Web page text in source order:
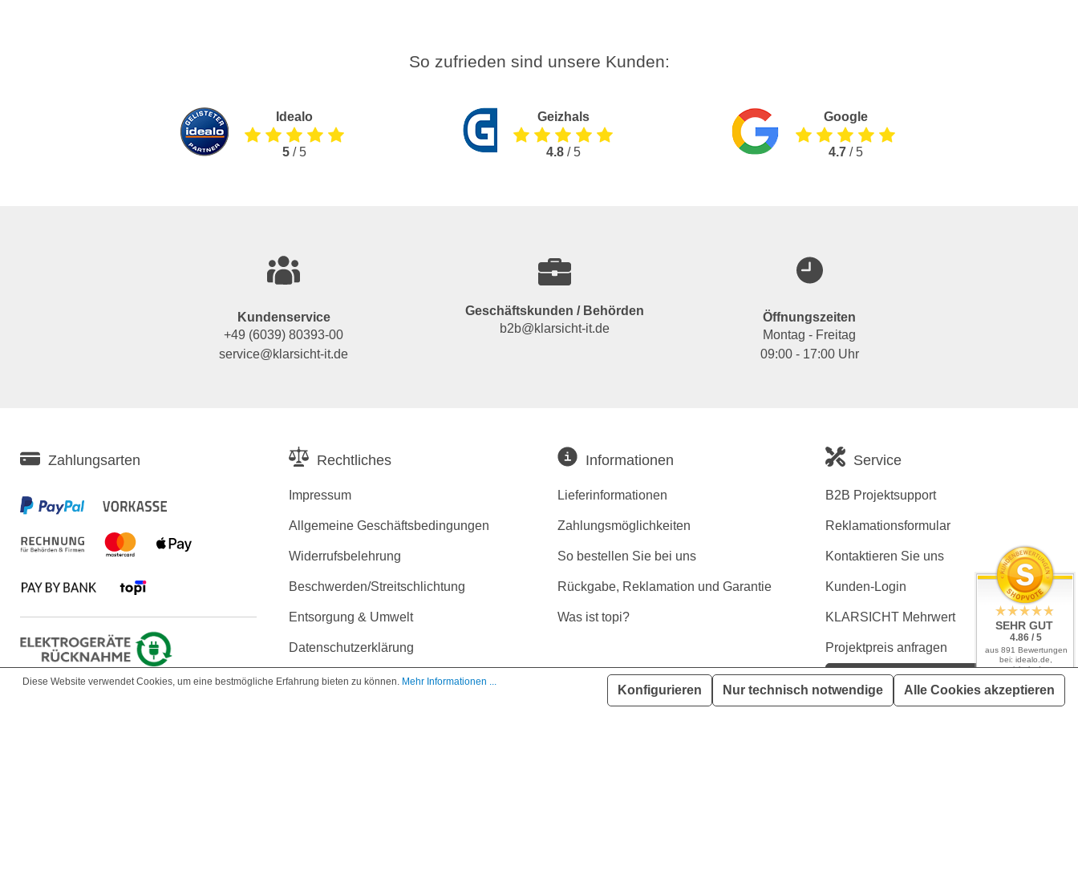
So zufrieden sind unsere Kunden:
Idealo
5/ 5
Geizhals
4.8/ 5
Google
4.7/ 5
Kundenservice
+49 (6039) 80393-00
service@klarsicht-it.de
Geschäftskunden / Behörden
b2b@klarsicht-it.de
Öffnungszeiten
Montag - Freitag
09:00 - 17:00 Uhr
Zahlungsarten Rechtliches
Impressum
Allgemeine Geschäftsbedingungen
Widerrufsbelehrung
Beschwerden/Streitschlichtung
Entsorgung & Umwelt
Datenschutzerklärung
Erklärung zur Barrierefreiheit
Informationen
Lieferinformationen
Zahlungsmöglichkeiten
So bestellen Sie bei uns
Rückgabe, Reklamation und Garantie
Was ist topi?
Service
B2B Projektsupport
Reklamationsformular
Kontaktieren Sie uns
Kunden-Login
KLARSICHT Mehrwert
Projektpreis anfragen
Kaufvertrag widerrufen
Diese Website verwendet Cookies, um eine bestmögliche Erfahrung bieten zu können. Mehr Informationen ...
Konfigurieren Nur technisch notwendige Alle Cookies akzeptieren
SEHR GUT
4.86 / 5
aus 891 Bewertungen
bei: idealo.de,
geizhals.de,
shopvote.de